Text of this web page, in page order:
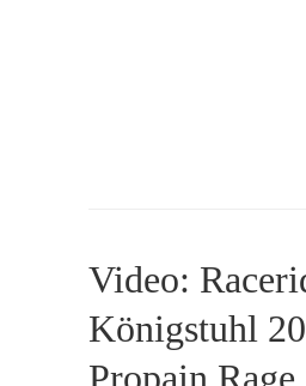
Video:
Königstuhl